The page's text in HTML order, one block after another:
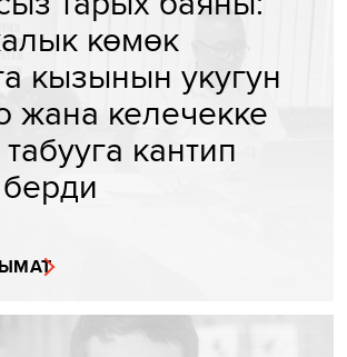
көмөк
кызынын укугун
жана келечекке
кантип